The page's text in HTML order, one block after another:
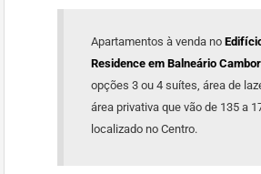
Apartamentos à venda no
Residence em Balneário
opções 3 ou 4 suítes, área de
área privativa que vão de 135 a
localizado no Centro.